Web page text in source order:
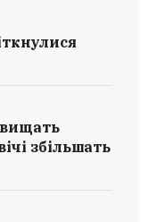
збільшать